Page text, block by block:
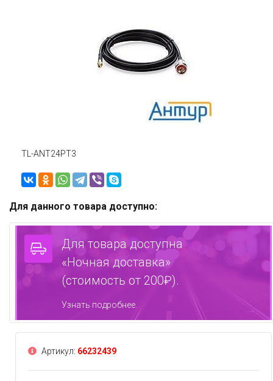
TL-ANT24PT3
Для данного товара доступно:
Для товара доступна
«Ночная доставка»
(стоимость от 200₽).
Узнать подробнее.
Артикул: 66232439